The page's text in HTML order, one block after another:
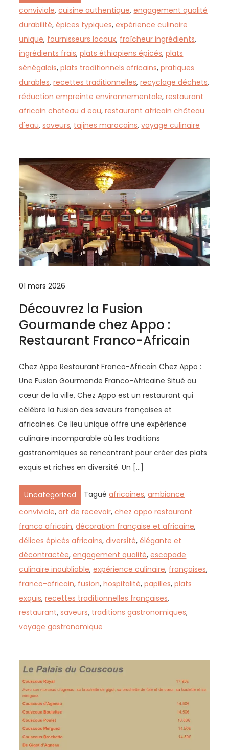
conviviale,cuisine authentique,engagement qualité
durabilité,épices typiques,expérience culinaire
unique, fournisseurs locaux, fraîcheur ingrédients,
ingrédients frais,plats éthiopiens épicés,plats
sénégalais,plats traditionnels africains,pratiques
durables,recettes traditionnelles,recyclage déchets,
réduction empreinte environnementale,restaurant
africain chateau d eau,restaurant africain château
d'eau,saveurs, tajines marocains,voyage culinaire
01 mars 2026
Découvrez la Fusion
Gourmande chez Appo :
Restaurant Franco-Africain
Chez Appo Restaurant Franco-Africain Chez Appo :
Une Fusion Gourmande Franco-Africaine Situé au
cœur de la ville, Chez Appo est un restaurant qui
célèbre la fusion des saveurs françaises et
africaines. Ce lieu unique offre une expérience
culinaire incomparable où les traditions
gastronomiques se rencontrent pour créer des plats
exquis et riches en diversité. Un […]
Uncategorized Taguéafricaines,ambiance
conviviale,art de recevoir,chez appo restaurant
franco africain,décoration française et africaine,
délices épicés africains,diversité,élégante et
décontractée,engagement qualité,escapade
culinaire inoubliable,expérience culinaire, françaises,
franco-africain, fusion,hospitalité,papilles,plats
exquis,recettes traditionnelles françaises,
restaurant,saveurs, traditions gastronomiques,
voyage gastronomique